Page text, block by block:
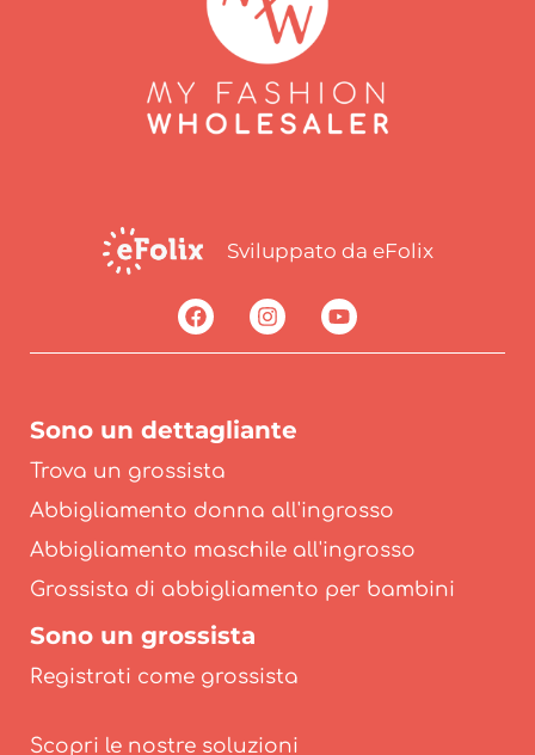
Sviluppato da eFolix
Sono un dettagliante
Trova un grossista
Abbigliamento donna all'ingrosso
Abbigliamento maschile all'ingrosso
Grossista di abbigliamento per bambini
Sono un grossista
Registrati come grossista
Scopri le nostre soluzioni